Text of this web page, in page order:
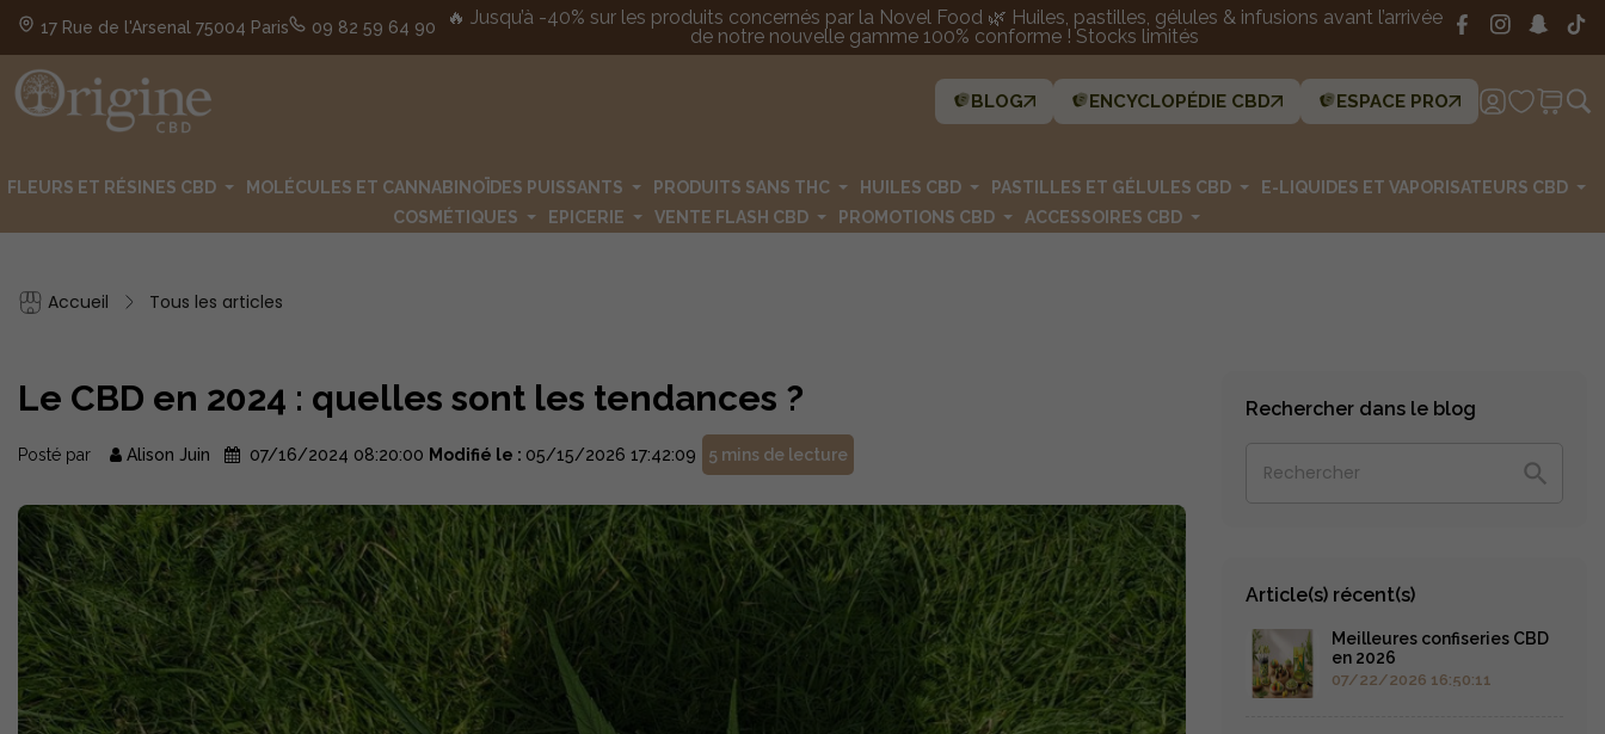
17 Rue de l'Arsenal 75004 Paris 09 82 59 64 90
🔥 Jusqu’à -40% sur les produits concernés par la Novel Food 🌿 Huiles, pastilles, gélules & infusions avant l’arrivée
de notre nouvelle gamme 100% conforme ! Stocks limités
BLOG ENCYCLOPÉDIE CBD ESPACE PRO
FLEURS ET RÉSINES CBD MOLÉCULES ET CANNABINOÏDES PUISSANTS PRODUITS SANS THC HUILES CBD PASTILLES ET GÉLULES CBD
E-LIQUIDES ET VAPORISATEURS CBD
COSMÉTIQUES
EPICERIE VENTE FLASH CBD PROMOTIONS CBD ACCESSOIRES CBD
Accueil Tous les articles
Le CBD en 2024 : quelles sont les tendances ?
Posté par Alison Juin 07/16/2024 08:20:00 Modifié le : 05/15/2026 17:42:09 5 mins de lecture
Rechercher dans le blog

Article(s) récent(s)
Meilleures confiseries CBD
en 2026
07/22/2026 16:50:11